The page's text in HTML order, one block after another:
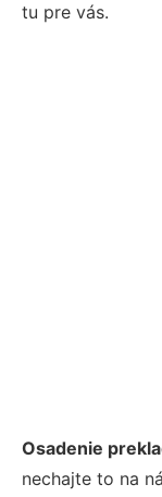
tu pre vás.
Osadenie
nechajte to na